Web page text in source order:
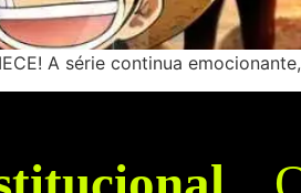
A série continua